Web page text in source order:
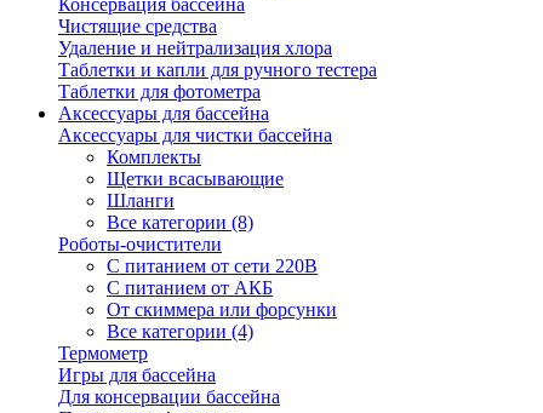
Консервация бассейна
Чистящие средства
Удаление и нейтрализация хлора
Таблетки и капли для ручного тестера
Таблетки для фотометра
Аксессуары для бассейна
Аксессуары для чистки бассейна
Комплекты
Щетки всасывающие
Шланги
Все категории (8)
Роботы-очистители
С питанием от сети 220В
С питанием от АКБ
От скиммера или форсунки
Все категории (4)
Термометр
Игры для бассейна
Для консервации бассейна